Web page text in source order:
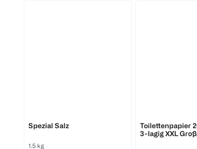
Spezial Salz
1.5 kg
Toilettenpapier
3-lagig XXL